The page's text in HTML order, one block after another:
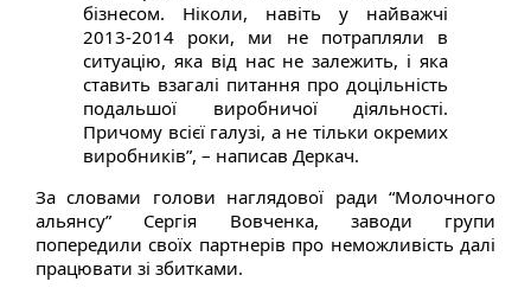
бізнесом. Ніколи, навіть у найважчі
2013-2014 роки, ми не потрапляли в
ситуацію, яка від нас не залежить, і яка
ставить взагалі питання про доцільність
подальшої виробничої діяльності.
Причому всієї галузі, а не тільки окремих
виробників”, – написав Деркач.
За словами голови наглядової ради “Молочного
альянсу” Сергія Вовченка, заводи групи
попередили своїх партнерів про неможливість далі
працювати зі збитками.